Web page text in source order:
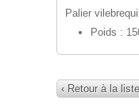
Palier
Poids :
‹ Retour à la